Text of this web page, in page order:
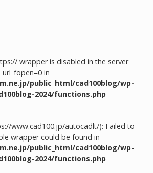
wrapper is disabled in the server
in
public_html/cad100blog/wp-
2024/functions.php
www.cad100.jp/autocadlt/): Failed to
wrapper could be found in
public_html/cad100blog/wp-
2024/functions.php